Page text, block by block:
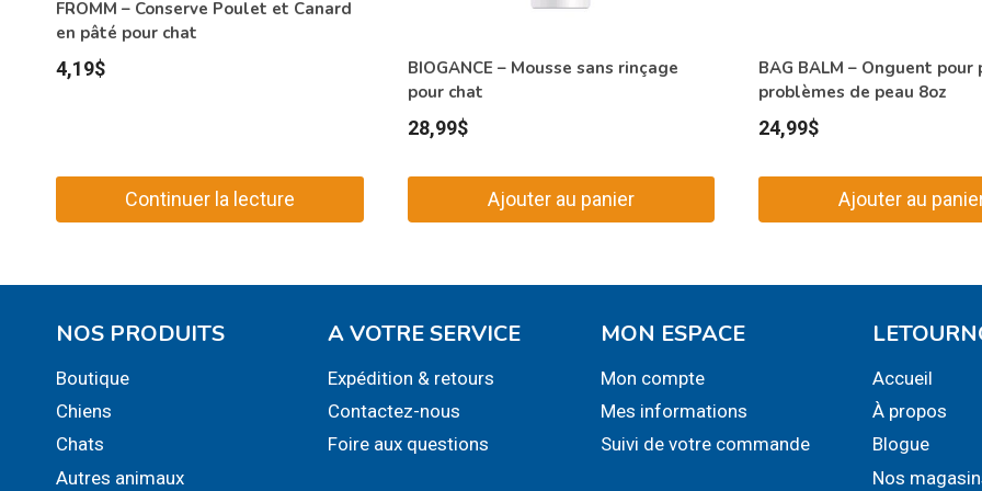
FROMM – Conserve Poulet et Canard
en pâté pour chat
4,19$
Continuer la lecture
BIOGANCE – Mousse sans rinçage
pour chat
28,99$
Ajouter au panier
BAG BALM – Onguent
problèmes de peau 8oz
24,99$
Ajouter au
NOS PRODUITS
Boutique
Chiens
Chats
Autres animaux
A VOTRE SERVICE
Expédition & retours
Contactez-nous
Foire aux questions
MON ESPACE
Mon compte
Mes informations
Suivi de votre commande
Accueil
À propos
Blogue
Nos